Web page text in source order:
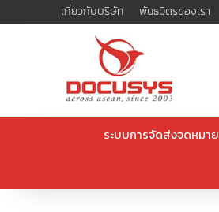
to
เกี่ยวกับบริษัท พันธมิตรของเรา
ระบบการจัดส่งจดหมาย